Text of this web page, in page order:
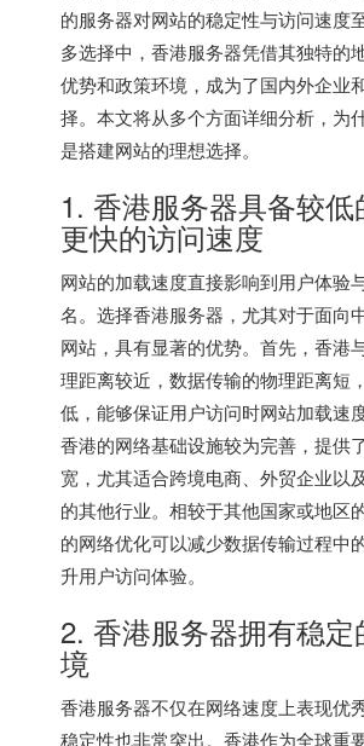
的服务器对网站的稳定性与访问速度
多选择中， 香港服务器凭借其独特的
优势和政策环境，成为了国内外企业
择。本文将从多个方面详细分析，为
是搭建网站的理想选择。
1. 香港服务器具备较低
更快的访问速度
网站的加载速度直接影响到用户体验
名。选择香港服务器，尤其对于面向
网站，具有显著的优势。首先，香港
理距离较近，数据传输的物理距离短
低，能够保证用户访问时网站加载速
香港的网络基础设施较为完善，提供
宽，尤其适合跨境电商、外贸企业以
的其他行业。相较于其他国家或地区
的网络优化可以减少数据传输过程中
升用户访问体验。
2. 香港服务器拥有稳
境
香港服务器不仅在网络速度上表现优
稳定性也非常突出。香港作为全球重